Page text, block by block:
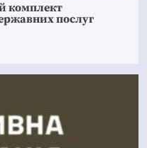
комплект
послуг